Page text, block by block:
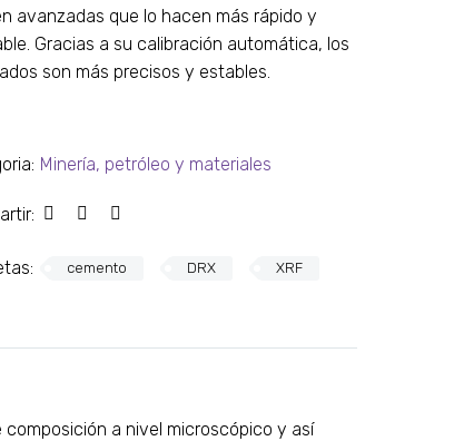
avanzadas que lo hacen más rápido y
Gracias a su calibración automática, los
son más precisos y estables.
Minería, petróleo y materiales
cemento DRX XRF
a nivel microscópico y así